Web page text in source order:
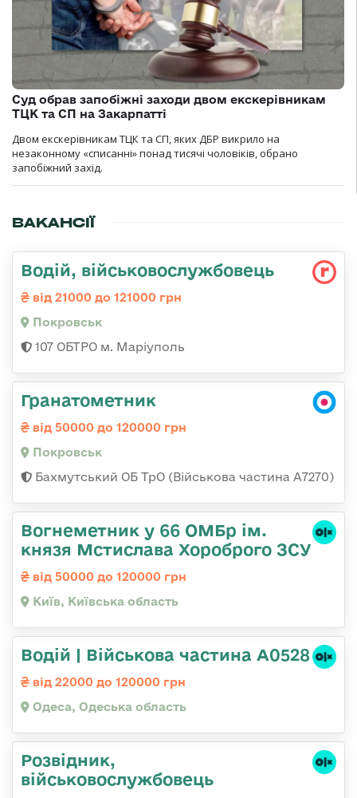
Суд обрав запобіжні заходи двом екскерівникам
ТЦК та СП на Закарпатті
Двом екскерівникам ТЦК та СП, яких ДБР викрило на
незаконному «списанні» понад тисячі чоловіків, обрано
запобіжний захід.
ВАКАНСІЇ
Водій, військовослужбовець
від 21000 до 121000 грн
Покровськ
107 ОБТРО м. Маріуполь
Гранатометник
від 50000 до 120000 грн
Покровськ
Бахмутський ОБ ТрО (Військова частина А7270)
Вогнеметник у 66 ОМБр ім.
князя Мстислава Хороброго ЗСУ
від 50000 до 120000 грн
Київ, Київська область
Водій | Військова частина А0528
від 22000 до 120000 грн
Одеса, Одеська область
Розвідник,
військовослужбовець